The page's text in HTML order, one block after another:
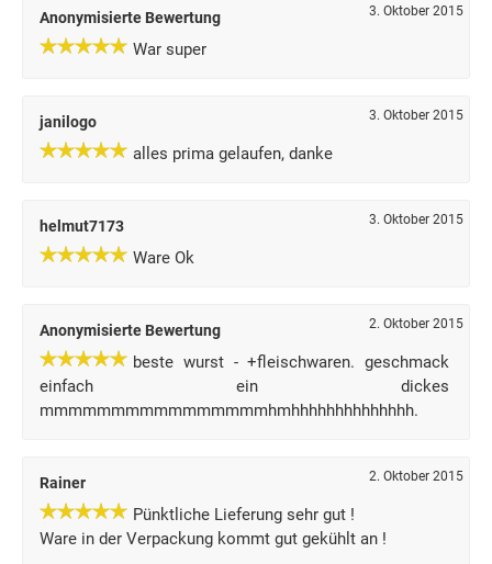
Anonymisierte Bewertung 3. Oktober 2015
War super
janilogo 3. Oktober 2015
alles prima gelaufen, danke
helmut7173 3. Oktober 2015
Ware Ok
Anonymisierte Bewertung 2. Oktober 2015
beste wurst - +fleischwaren. geschmack
einfach ein dickes
mmmmmmmmmmmmmmmmhmhhhhhhhhhhhhhh.
Rainer 2. Oktober 2015
Pünktliche Lieferung sehr gut !
Ware in der Verpackung kommt gut gekühlt an !